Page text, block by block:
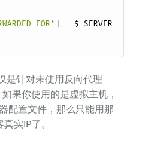
=
$_SERVER
是针对未使用反向代理
果你使用的是虚拟主机，
配置文件，那么只能用那
实IP了。